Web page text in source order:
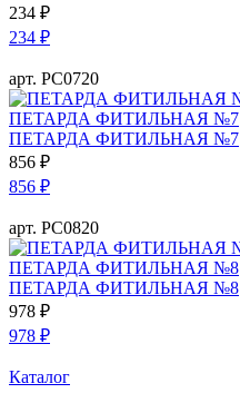
234 ₽
234 ₽
арт. РС0720
ПЕТАРДА ФИТИЛЬНАЯ №7
ПЕТАРДА ФИТИЛЬНАЯ №7
856 ₽
856 ₽
арт. РС0820
ПЕТАРДА ФИТИЛЬНАЯ №8
ПЕТАРДА ФИТИЛЬНАЯ №8
978 ₽
978 ₽
Каталог